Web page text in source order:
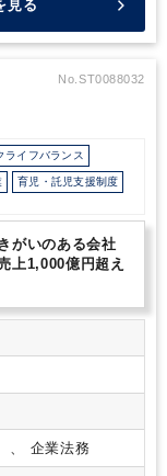
残業はございませ
方にはおすすめの
見る
No.ST0088032
ライフバランス
育児・託児支援制度
がいのある会社
上1,000億円超え
経理（日常業務） 、 その他（人事・総務） 、 企業法務